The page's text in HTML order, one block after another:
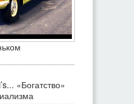
«Богатство»